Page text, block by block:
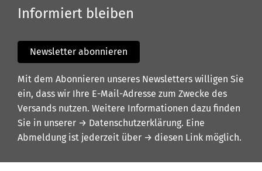
Informiert bleiben
Newsletter abonnieren
Mit dem Abonnieren unseres Newsletters willigen Sie
ein, dass wir Ihre E-Mail-Adresse zum Zwecke des
Versands nutzen. Weitere Informationen dazu finden
Sie in unserer → Datenschutzerklärung. Eine
Abmeldung ist jederzeit über → diesen Link möglich.